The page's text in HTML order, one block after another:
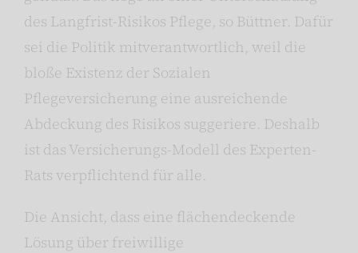
des Langfrist-Risikos Pflege, so Büttner. Dafür
sei die Politik mitverantwortlich, weil die
bloße Existenz der Sozialen
Pflegeversicherung eine ausreichende
Abdeckung des Risikos suggeriere. Deshalb
ist das Versicherungs-Modell des Experten-
Rats verpflichtend für alle.
Die Ansicht, dass eine flächendeckende
Lösung über freiwillige